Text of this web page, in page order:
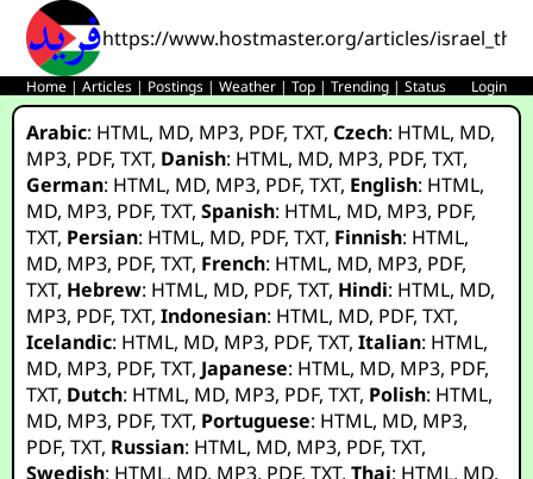
https://www.hostmaster.org/articles/
Home |Articles | Postings |Weather |Top |Trending |Status Login
Arabic: HTML, MD, MP3, PDF,TXT,Czech: HTML, MD,
MP3, PDF,TXT, Danish: HTML, MD, MP3, PDF,TXT,
German: HTML, MD, MP3, PDF,TXT, English: HTML,
MD, MP3, PDF,TXT,Spanish: HTML, MD, MP3, PDF,
TXT, Persian: HTML, MD, PDF,TXT, Finnish: HTML,
MD, MP3, PDF,TXT, French: HTML, MD, MP3, PDF,
TXT, Hebrew: HTML, MD, PDF,TXT, Hindi: HTML, MD,
MP3, PDF,TXT,Indonesian: HTML, MD, PDF,TXT,
Icelandic: HTML, MD, MP3, PDF,TXT,Italian: HTML,
MD, MP3, PDF,TXT, Japanese: HTML, MD, MP3, PDF,
TXT, Dutch: HTML, MD, MP3, PDF,TXT, Polish: HTML,
MD, MP3, PDF,TXT, Portuguese: HTML, MD, MP3,
PDF,TXT, Russian: HTML, MD, MP3, PDF,TXT,
Swedish: HTML, MD, MP3, PDF,TXT,Thai: HTML, MD,